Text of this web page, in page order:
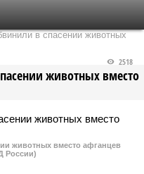
в спасении животных
животных вместо
2518
животных вместо афганцев
России)